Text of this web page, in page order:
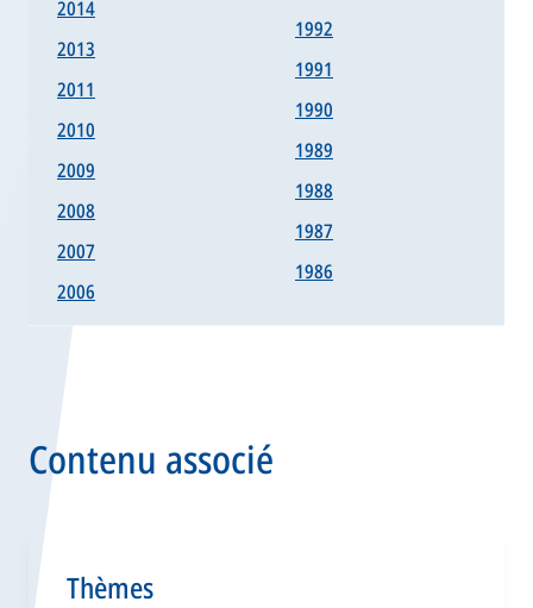
2014
2013
2011
2010
2009
2008
2007
2006
1992
1991
1990
1989
1988
1987
1986
Contenu associé
Thèmes